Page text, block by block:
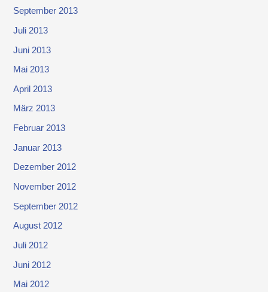
September 2013
Juli 2013
Juni 2013
Mai 2013
April 2013
März 2013
Februar 2013
Januar 2013
Dezember 2012
November 2012
September 2012
August 2012
Juli 2012
Juni 2012
Mai 2012